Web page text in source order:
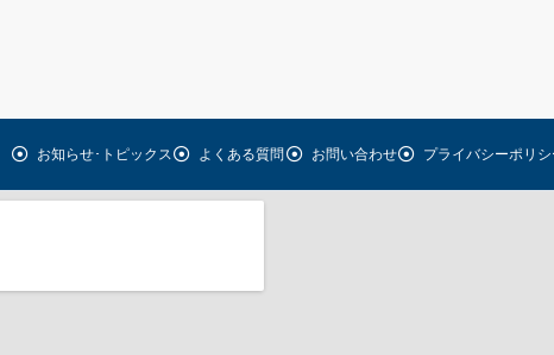
お知らせ･トピックス よくある質問 お問い合わせ プライバシーポリ